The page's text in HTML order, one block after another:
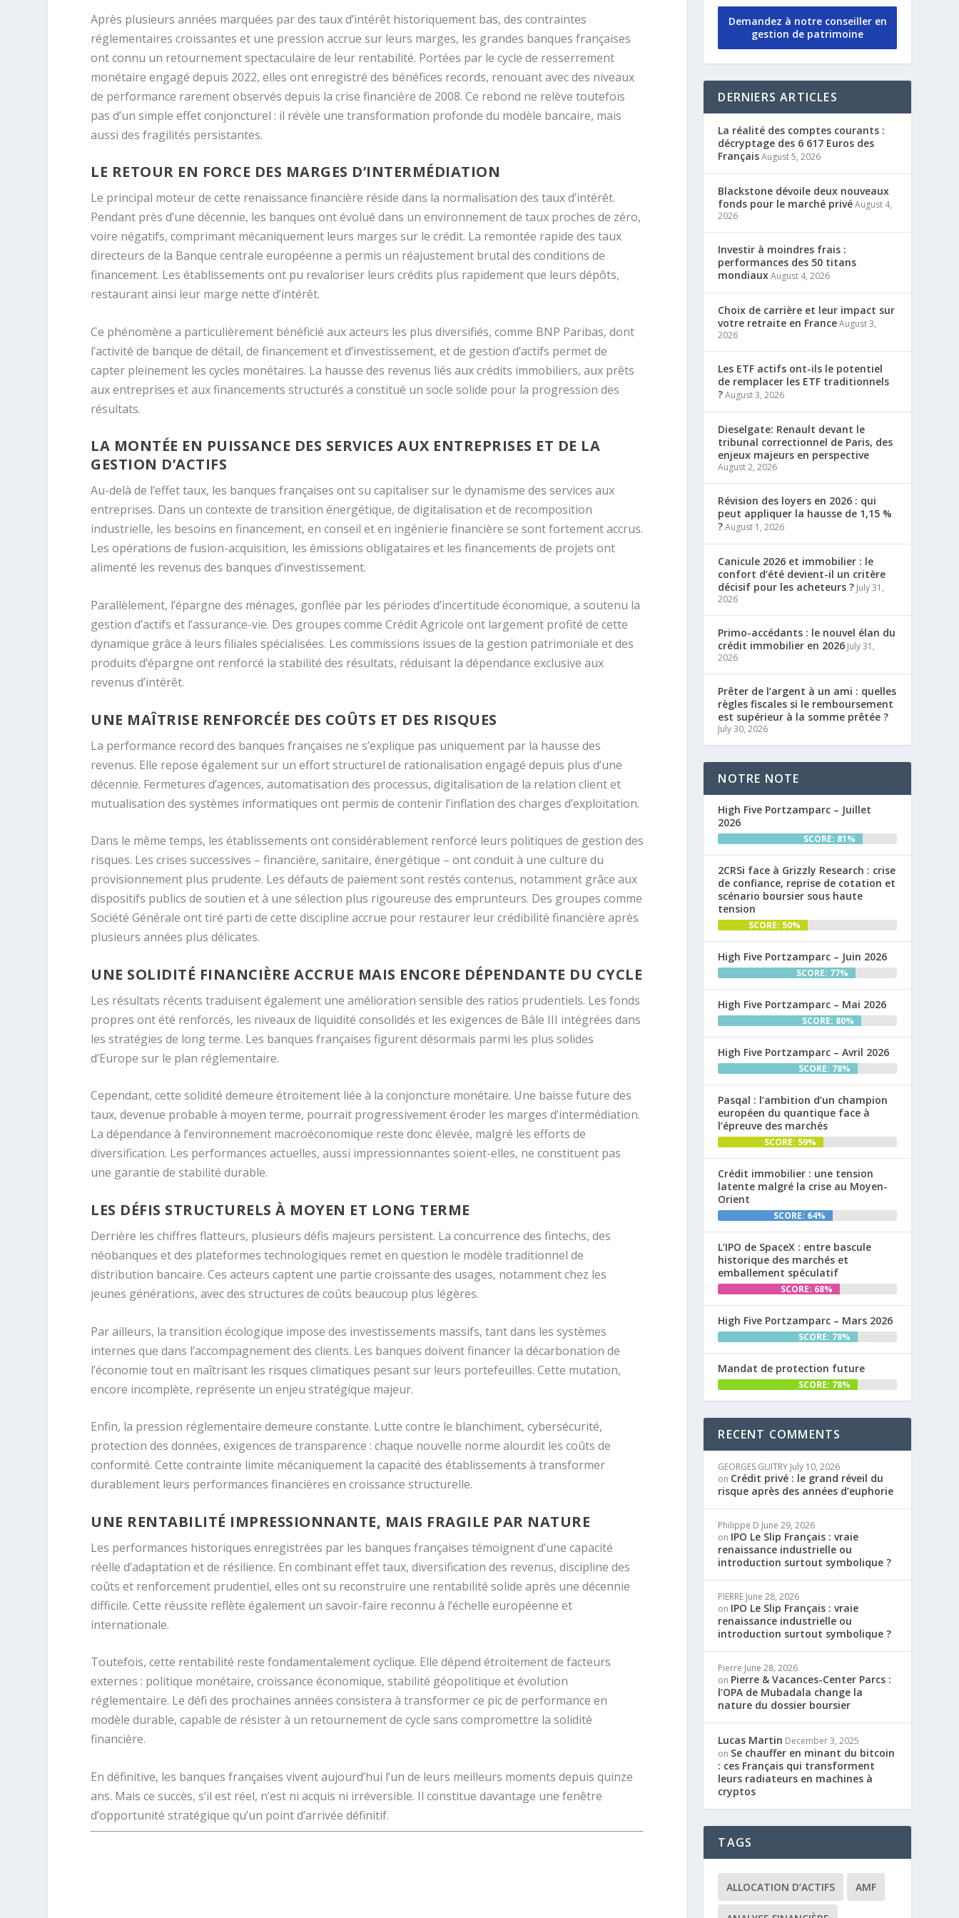
Après plusieurs années marquées par des taux d’intérêt historiquement bas, des contraintes
réglementaires croissantes et une pression accrue sur leurs marges, les grandes banques françaises
ont connu un retournement spectaculaire de leur rentabilité. Portées par le cycle de resserrement
monétaire engagé depuis 2022, elles ont enregistré des bénéfices records, renouant avec des niveaux
de performance rarement observés depuis la crise financière de 2008. Ce rebond ne relève toutefois
pas d’un simple effet conjoncturel : il révèle une transformation profonde du modèle bancaire, mais
aussi des fragilités persistantes.
LE RETOUR EN FORCE DES MARGES D’INTERMÉDIATION
Le principal moteur de cette renaissance financière réside dans la normalisation des taux d’intérêt.
Pendant près d’une décennie, les banques ont évolué dans un environnement de taux proches de zéro,
voire négatifs, comprimant mécaniquement leurs marges sur le crédit. La remontée rapide des taux
directeurs de la Banque centrale européenne a permis un réajustement brutal des conditions de
financement. Les établissements ont pu revaloriser leurs crédits plus rapidement que leurs dépôts,
restaurant ainsi leur marge nette d’intérêt.
Ce phénomène a particulièrement bénéficié aux acteurs les plus diversifiés, comme BNP Paribas, dont
l’activité de banque de détail, de financement et d’investissement, et de gestion d’actifs permet de
capter pleinement les cycles monétaires. La hausse des revenus liés aux crédits immobiliers, aux prêts
aux entreprises et aux financements structurés a constitué un socle solide pour la progression des
résultats.
LA MONTÉE EN PUISSANCE DES SERVICES AUX ENTREPRISES ET DE LA
GESTION D’ACTIFS
Au-delà de l’effet taux, les banques françaises ont su capitaliser sur le dynamisme des services aux
entreprises. Dans un contexte de transition énergétique, de digitalisation et de recomposition
industrielle, les besoins en financement, en conseil et en ingénierie financière se sont fortement accrus.
Les opérations de fusion-acquisition, les émissions obligataires et les financements de projets ont
alimenté les revenus des banques d’investissement.
Parallèlement, l’épargne des ménages, gonflée par les périodes d’incertitude économique, a soutenu la
gestion d’actifs et l’assurance-vie. Des groupes commeCrédit Agricole ont largement profité de cette
dynamique grâce à leurs filiales spécialisées. Les commissions issues de la gestion patrimoniale et des
produits d’épargne ont renforcé la stabilité des résultats, réduisant la dépendance exclusive aux
revenus d’intérêt.
UNE MAÎTRISE RENFORCÉE DES COÛTS ET DES RISQUES
La performance record des banques françaises ne s’explique pas uniquement par la hausse des
revenus. Elle repose également sur un effort structurel de rationalisation engagé depuis plus d’une
décennie. Fermetures d’agences, automatisation des processus, digitalisation de la relation client et
mutualisation des systèmes informatiques ont permis de contenir l’inflation des charges d’exploitation.
Dans le même temps, les établissements ont considérablement renforcé leurs politiques de gestion des
risques. Les crises successives – financière, sanitaire, énergétique – ont conduit à une culture du
provisionnement plus prudente. Les défauts de paiement sont restés contenus, notamment grâce aux
dispositifs publics de soutien et à une sélection plus rigoureuse des emprunteurs. Des groupes comme
Société Générale ont tiré parti de cette discipline accrue pour restaurer leur crédibilité financière après
plusieurs années plus délicates.
UNE SOLIDITÉ FINANCIÈRE ACCRUE MAIS ENCORE DÉPENDANTE DU CYCLE
Les résultats récents traduisent également une amélioration sensible des ratios prudentiels. Les fonds
propres ont été renforcés, les niveaux de liquidité consolidés et les exigences de Bâle III intégrées dans
les stratégies de long terme. Les banques françaises figurent désormais parmi les plus solides
d’Europe sur le plan réglementaire.
Cependant, cette solidité demeure étroitement liée à la conjoncture monétaire. Une baisse future des
taux, devenue probable à moyen terme, pourrait progressivement éroder les marges d’intermédiation.
La dépendance à l’environnement macroéconomique reste donc élevée, malgré les efforts de
diversification. Les performances actuelles, aussi impressionnantes soient-elles, ne constituent pas
une garantie de stabilité durable.
LES DÉFIS STRUCTURELS À MOYEN ET LONG TERME
Derrière les chiffres flatteurs, plusieurs défis majeurs persistent. La concurrence des fintechs, des
néobanques et des plateformes technologiques remet en question le modèle traditionnel de
distribution bancaire. Ces acteurs captent une partie croissante des usages, notamment chez les
jeunes générations, avec des structures de coûts beaucoup plus légères.
Par ailleurs, la transition écologique impose des investissements massifs, tant dans les systèmes
internes que dans l’accompagnement des clients. Les banques doivent financer la décarbonation de
l’économie tout en maîtrisant les risques climatiques pesant sur leurs portefeuilles. Cette mutation,
encore incomplète, représente un enjeu stratégique majeur.
Enfin, la pression réglementaire demeure constante. Lutte contre le blanchiment, cybersécurité,
protection des données, exigences de transparence : chaque nouvelle norme alourdit les coûts de
conformité. Cette contrainte limite mécaniquement la capacité des établissements à transformer
durablement leurs performances financières en croissance structurelle.
UNE RENTABILITÉ IMPRESSIONNANTE, MAIS FRAGILE PAR NATURE
Les performances historiques enregistrées par les banques françaises témoignent d’une capacité
réelle d’adaptation et de résilience. En combinant effet taux, diversification des revenus, discipline des
coûts et renforcement prudentiel, elles ont su reconstruire une rentabilité solide après une décennie
difficile. Cette réussite reflète également un savoir-faire reconnu à l’échelle européenne et
internationale.
Toutefois, cette rentabilité reste fondamentalement cyclique. Elle dépend étroitement de facteurs
externes : politique monétaire, croissance économique, stabilité géopolitique et évolution
réglementaire. Le défi des prochaines années consistera à transformer ce pic de performance en
modèle durable, capable de résister à un retournement de cycle sans compromettre la solidité
financière.
En définitive, les banques françaises vivent aujourd’hui l’un de leurs meilleurs moments depuis quinze
ans. Mais ce succès, s’il est réel, n’est ni acquis ni irréversible. Il constitue davantage une fenêtre
d’opportunité stratégique qu’un point d’arrivée définitif.
Demandez à notre conseiller en
gestion de patrimoine
DERNIERS ARTICLES
La réalité des comptes courants :
décryptage des 6 617 Euros des
FrançaisAugust 5, 2026
Blackstone dévoile deux nouveaux
fonds pour le marché privéAugust 4,
2026
Investir à moindres frais :
performances des 50 titans
mondiauxAugust 4, 2026
Choix de carrière et leur impact sur
votre retraite en FranceAugust 3,
2026
Les ETF actifs ont-ils le potentiel
de remplacer les ETF traditionnels
?August 3, 2026
Dieselgate: Renault devant le
tribunal correctionnel de Paris, des
enjeux majeurs en perspective
August 2, 2026
Révision des loyers en 2026 : qui
peut appliquer la hausse de 1,15 %
?August 1, 2026
Canicule 2026 et immobilier : le
confort d’été devient-il un critère
décisif pour les acheteurs ? July 31,
2026
Primo-accédants : le nouvel élan du
crédit immobilier en 2026 July 31,
2026
Prêter de l’argent à un ami : quelles
règles fiscales si le remboursement
est supérieur à la somme prêtée ?
July 30, 2026
NOTRE NOTE
High Five Portzamparc – Juillet
2026
SCORE: 81%
2CRSi face à Grizzly Research : crise
de confiance, reprise de cotation et
scénario boursier sous haute
tension
SCORE: 50%
High Five Portzamparc – Juin 2026
SCORE: 77%
High Five Portzamparc – Mai 2026
SCORE: 80%
High Five Portzamparc – Avril 2026
SCORE: 78%
Pasqal : l’ambition d’un champion
européen du quantique face à
l’épreuve des marchés
SCORE: 59%
Crédit immobilier : une tension
latente malgré la crise au Moyen-
Orient
SCORE: 64%
L’IPO de SpaceX : entre bascule
historique des marchés et
emballement spéculatif
SCORE: 68%
High Five Portzamparc – Mars 2026
SCORE: 78%
Mandat de protection future
SCORE: 78%
RECENT COMMENTS
GEORGES GUITRY July 10, 2026
on Crédit privé : le grand réveil du
risque après des années d’euphorie
Philippe D June 29, 2026
on IPO Le Slip Français : vraie
renaissance industrielle ou
introduction surtout symbolique ?
PIERRE June 28, 2026
on IPO Le Slip Français : vraie
renaissance industrielle ou
introduction surtout symbolique ?
Pierre June 28, 2026
on Pierre & Vacances-Center Parcs :
l’OPA de Mubadala change la
nature du dossier boursier
Lucas Martin December 3, 2025
on Se chauffer en minant du bitcoin
: ces Français qui transforment
leurs radiateurs en machines à
cryptos
TAGS
ALLOCATION D’ACTIFS AMF